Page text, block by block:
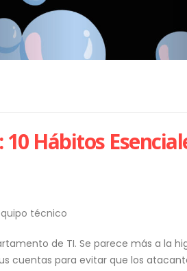
Hábitos
técnico
de TI. Se parece más a la
cuentas para evitar que los